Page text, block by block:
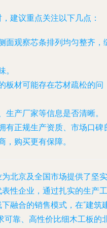
建议重点关注以下几点：
面观察芯条排列均匀整齐，
。
板材可能存在芯材疏松的问
生产厂家等信息是否清晰。
有正规生产资质、市场口碑
，购买更有保障。
北京及全国市场提供了坚实
性企业，通过扎实的生产工
融合的销售模式，在“建筑
可靠、高性价比细木工板的